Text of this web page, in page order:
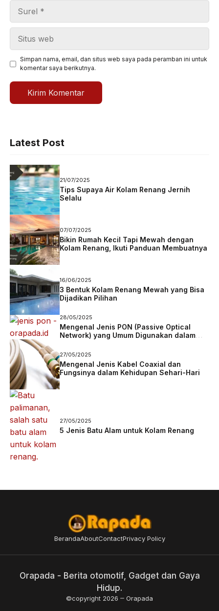
Simpan nama, email, dan situs web saya pada peramban ini untuk
komentar saya berikutnya.
Latest Post
21/07/2025
Tips Supaya Air Kolam Renang Jernih
Selalu
07/07/2025
Bikin Rumah Kecil Tapi Mewah dengan
Kolam Renang, Ikuti Panduan Membuatnya
16/06/2025
3 Bentuk Kolam Renang Mewah yang Bisa
Dijadikan Pilihan
28/05/2025
Mengenal Jenis PON (Passive Optical
Network) yang Umum Digunakan dalam
27/05/2025
Mengenal Jenis Kabel Coaxial dan
Fungsinya dalam Kehidupan Sehari-Hari
27/05/2025
5 Jenis Batu Alam untuk Kolam Renang
BerandaAboutContactPrivacy Policy
Orapada - Berita otomotif, Gadget dan Gaya
Hidup.
©copyright 2026 Orapada